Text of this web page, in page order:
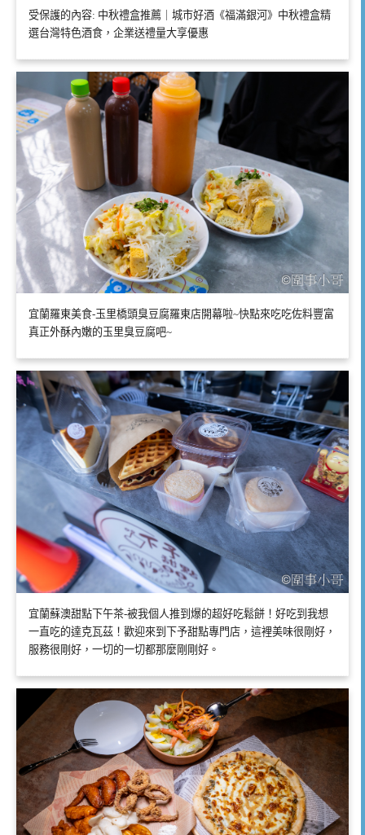
受保護的內容: 中秋禮盒推薦｜城市好酒《福滿銀河》中秋禮盒精
選台灣特色酒食，企業送禮量大享優惠
宜蘭羅東美食-玉里橋頭臭豆腐羅東店開幕啦~快點來吃吃佐料豐富
真正外酥內嫩的玉里臭豆腐吧~
宜蘭蘇澳甜點下午茶-被我個人推到爆的超好吃鬆餅！好吃到我想
一直吃的達克瓦茲！歡迎來到下予甜點專門店，這裡美味很剛好，
服務很剛好，一切的一切都那麼剛剛好。